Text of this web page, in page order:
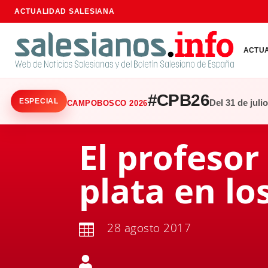
ACTUALIDAD SALESIANA
ESPECIAL CAMPOBOSCO 2026#CPB26Del 31 de
El
plata en
 28 agosto 2017
